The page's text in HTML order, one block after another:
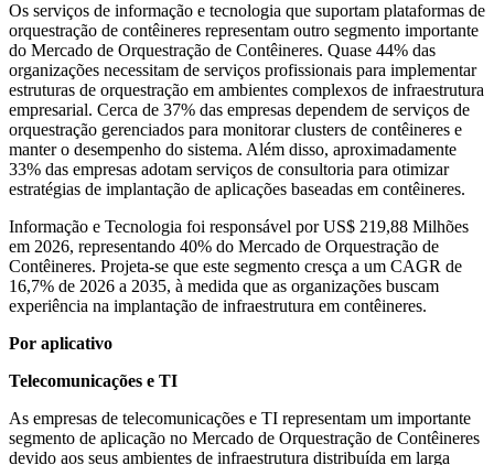
Os serviços de informação e tecnologia que suportam plataformas de
orquestração de contêineres representam outro segmento importante
do Mercado de Orquestração de Contêineres. Quase 44% das
organizações necessitam de serviços profissionais para implementar
estruturas de orquestração em ambientes complexos de infraestrutura
empresarial. Cerca de 37% das empresas dependem de serviços de
orquestração gerenciados para monitorar clusters de contêineres e
manter o desempenho do sistema. Além disso, aproximadamente
33% das empresas adotam serviços de consultoria para otimizar
estratégias de implantação de aplicações baseadas em contêineres.
Informação e Tecnologia foi responsável por US$ 219,88 Milhões
em 2026, representando 40% do Mercado de Orquestração de
Contêineres. Projeta-se que este segmento cresça a um CAGR de
16,7% de 2026 a 2035, à medida que as organizações buscam
experiência na implantação de infraestrutura em contêineres.
Por aplicativo
Telecomunicações e TI
As empresas de telecomunicações e TI representam um importante
segmento de aplicação no Mercado de Orquestração de Contêineres
devido aos seus ambientes de infraestrutura distribuída em larga